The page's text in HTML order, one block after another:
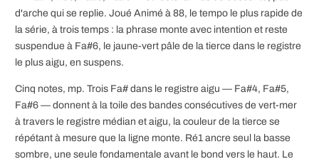
d'arche qui se replie. Joué Animé à 88, le tempo le plus rapide de
la série, à trois temps : la phrase monte avec intention et reste
suspendue à Fa#6, le jaune-vert pâle de la tierce dans le registre
le plus aigu, en suspens.
Cinq notes, mp. Trois Fa# dans le registre aigu — Fa#4, Fa#5,
Fa#6 — donnent à la toile des bandes consécutives de vert-mer
à travers le registre médian et aigu, la couleur de la tierce se
répétant à mesure que la ligne monte. Ré1 ancre seul la basse
sombre, une seule fondamentale avant le bond vers le haut. Le